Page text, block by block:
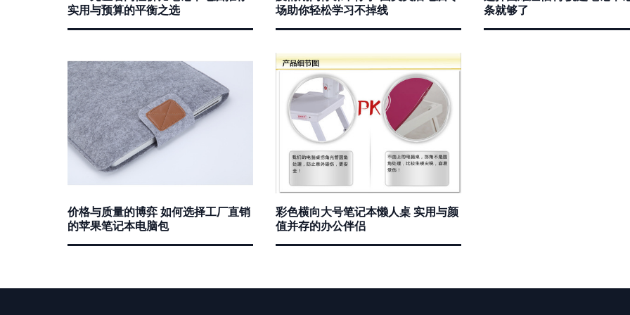
实用与预算的平衡之选
场助你轻松学习不掉线
条就够了
价格与质量的博弈 如何选择工厂直销
的苹果笔记本电脑包
彩色横向大号笔记本懒人桌 实用与颜
值并存的办公伴侣